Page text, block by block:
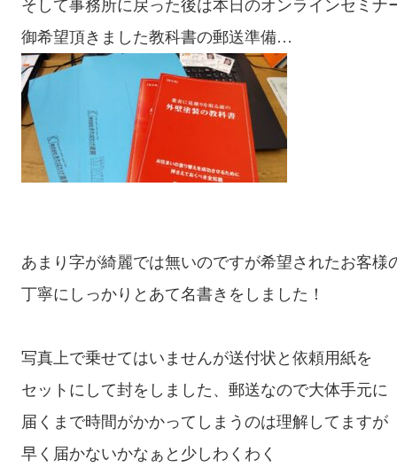
そして事務所に戻った後は本日のオンラインセミナ
あまり字が綺麗では無いのですが希望されたお客様
丁寧にしっかりとあて名書きをしました！
写真上で乗せてはいませんが送付状と依頼用紙を
セットにして封をしました、郵送なので大体手元に
届くまで時間がかかってしまうのは理解してますが
早く届かないかなぁと少しわくわく